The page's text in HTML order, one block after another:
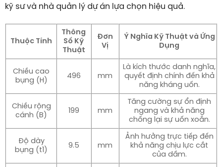
kỹ sư và nhà quản lý dự án lựa chọn hiệu quả.
Thuộc Tính
Thông
Số Kỹ
Thuật
Đơn
Vị
Ý Nghĩa Kỹ Thuật và Ứng
Dụng
Chiều cao
bụng (H)
496 mm
Là kích thước danh nghĩa,
quyết định chính đến khả
năng kháng uốn.
Chiều rộng
cánh (B)
199 mm
Tăng cường sự ổn định
ngang và khả năng
chống lại sự uốn xoắn.
Độ dày
bụng (t1)
9.5 mm
Ảnh hưởng trực tiếp đến
khả năng chịu lực cắt
của dầm.